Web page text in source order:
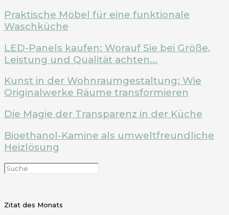
Praktische Möbel für eine funktionale
Waschküche
LED-Panels kaufen: Worauf Sie bei Größe,
Leistung und Qualität achten...
Kunst in der Wohnraumgestaltung: Wie
Originalwerke Räume transformieren
Die Magie der Transparenz in der Küche
Bioethanol-Kamine als umweltfreundliche
Heizlösung
Zitat des Monats